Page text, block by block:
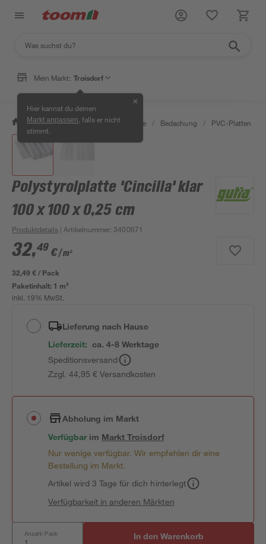
Mein Markt: Troisdorf
Hier kannst du deinen
Markt anpassen , falls er nicht
stimmt.
✕
/ Bauen & Renovieren / Baustoffe / Bedachung / PVC-Platten
Polystyrolplatte 'Cincilla' klar
100 x 100 x 0,25 cm
Produktdetails | Artikelnummer:3400671
32,49 €/ m²
32,49 € / Pack
Paketinhalt: 1 m²
inkl. 19% MwSt.
Lieferung nach Hause
Lieferzeit: ca. 4-8 Werktage
Speditionsversand
Zzgl. 44,95 € Versandkosten
Abholung im Markt
Verfügbar im MarktTroisdorf
Nur wenige verfügbar. Wir empfehlen dir eine
Bestellung im Markt.
Artikel wird 3 Tage für dich hinterlegt
Verfügbarkeit in anderen Märkten
Anzahl: Pack In den Warenkorb